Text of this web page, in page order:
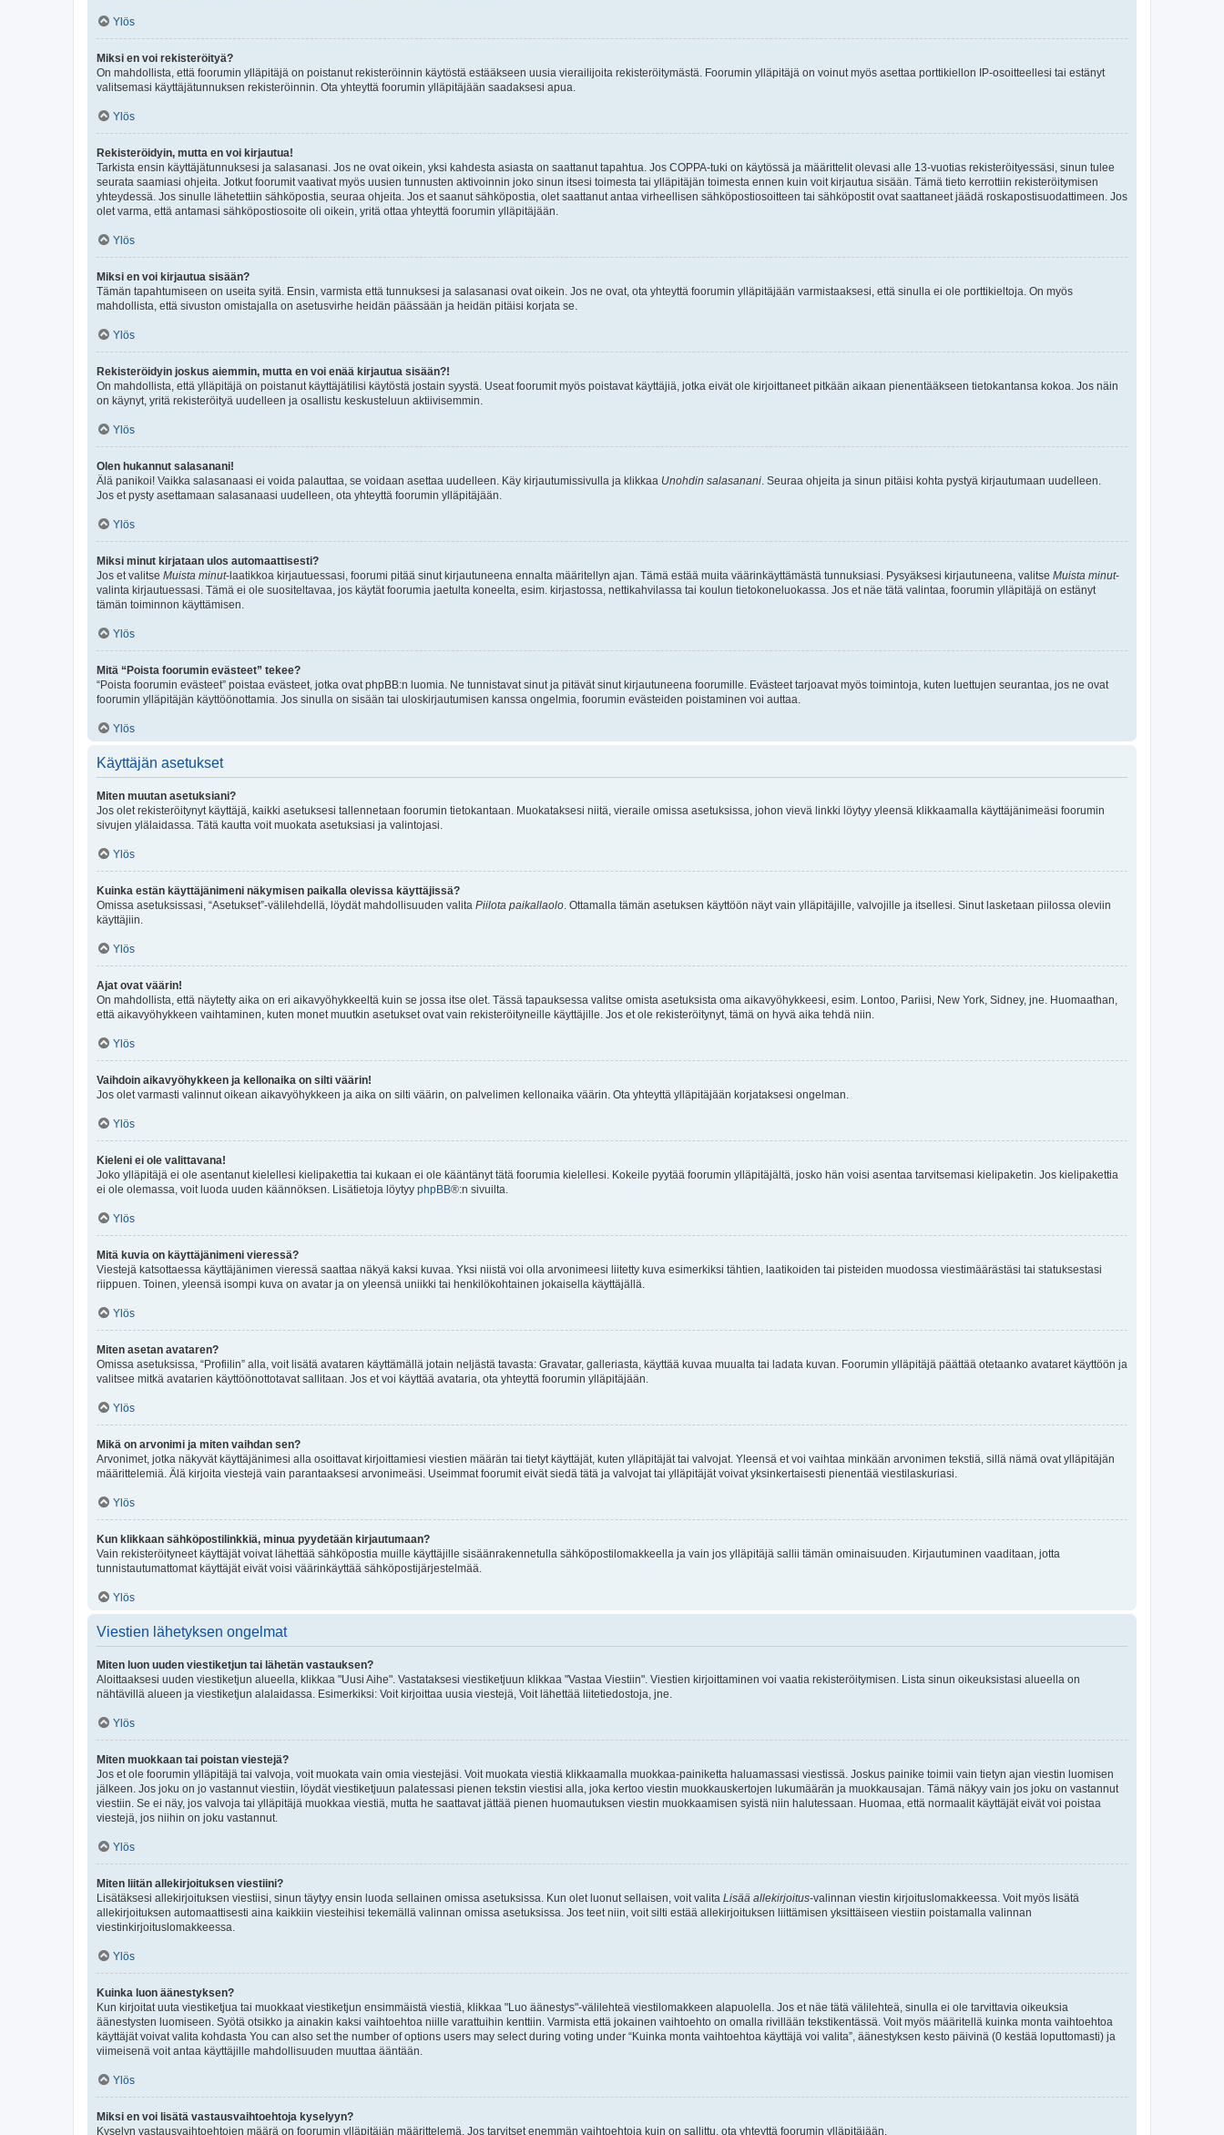
Ylös
Miksi en voi rekisteröityä?
On mahdollista, että foorumin ylläpitäjä on poistanut rekisteröinnin käytöstä estääkseen uusia vierailijoita rekisteröitymästä. Foorumin ylläpitäjä on voinut myös asettaa porttikiellon IP-osoitteellesi tai estänyt
valitsemasi käyttäjätunnuksen rekisteröinnin. Ota yhteyttä foorumin ylläpitäjään saadaksesi apua.
Ylös
Rekisteröidyin, mutta en voi kirjautua!
Tarkista ensin käyttäjätunnuksesi ja salasanasi. Jos ne ovat oikein, yksi kahdesta asiasta on saattanut tapahtua. Jos COPPA-tuki on käytössä ja määrittelit olevasi alle 13-vuotias rekisteröityessäsi, sinun tulee
seurata saamiasi ohjeita. Jotkut foorumit vaativat myös uusien tunnusten aktivoinnin joko sinun itsesi toimesta tai ylläpitäjän toimesta ennen kuin voit kirjautua sisään. Tämä tieto kerrottiin rekisteröitymisen
yhteydessä. Jos sinulle lähetettiin sähköpostia, seuraa ohjeita. Jos et saanut sähköpostia, olet saattanut antaa virheellisen sähköpostiosoitteen tai sähköpostit ovat saattaneet jäädä roskapostisuodattimeen. Jos
olet varma, että antamasi sähköpostiosoite oli oikein, yritä ottaa yhteyttä foorumin ylläpitäjään.
Ylös
Miksi en voi kirjautua sisään?
Tämän tapahtumiseen on useita syitä. Ensin, varmista että tunnuksesi ja salasanasi ovat oikein. Jos ne ovat, ota yhteyttä foorumin ylläpitäjään varmistaaksesi, että sinulla ei ole porttikieltoja. On myös
mahdollista, että sivuston omistajalla on asetusvirhe heidän päässään ja heidän pitäisi korjata se.
Ylös
Rekisteröidyin joskus aiemmin, mutta en voi enää kirjautua sisään?!
On mahdollista, että ylläpitäjä on poistanut käyttäjätilisi käytöstä jostain syystä. Useat foorumit myös poistavat käyttäjiä, jotka eivät ole kirjoittaneet pitkään aikaan pienentääkseen tietokantansa kokoa. Jos näin
on käynyt, yritä rekisteröityä uudelleen ja osallistu keskusteluun aktiivisemmin.
Ylös
Olen hukannut salasanani!
Älä panikoi! Vaikka salasanaasi ei voida palauttaa, se voidaan asettaa uudelleen. Käy kirjautumissivulla ja klikkaa Unohdin salasanani . Seuraa ohjeita ja sinun pitäisi kohta pystyä kirjautumaan uudelleen.
Jos et pysty asettamaan salasanaasi uudelleen, ota yhteyttä foorumin ylläpitäjään.
Ylös
Miksi minut kirjataan ulos automaattisesti?
Jos et valitse Muista minut-laatikkoa kirjautuessasi, foorumi pitää sinut kirjautuneena ennalta määritellyn ajan. Tämä estää muita väärinkäyttämästä tunnuksiasi. Pysyäksesi kirjautuneena, valitse Muista minut-
valinta kirjautuessasi. Tämä ei ole suositeltavaa, jos käytät foorumia jaetulta koneelta, esim. kirjastossa, nettikahvilassa tai koulun tietokoneluokassa. Jos et näe tätä valintaa, foorumin ylläpitäjä on estänyt
tämän toiminnon käyttämisen.
Ylös
Mitä “Poista foorumin evästeet” tekee?
“Poista foorumin evästeet” poistaa evästeet, jotka ovat phpBB:n luomia. Ne tunnistavat sinut ja pitävät sinut kirjautuneena foorumille. Evästeet tarjoavat myös toimintoja, kuten luettujen seurantaa, jos ne ovat
foorumin ylläpitäjän käyttöönottamia. Jos sinulla on sisään tai uloskirjautumisen kanssa ongelmia, foorumin evästeiden poistaminen voi auttaa.
Ylös
Käyttäjän asetukset
Miten muutan asetuksiani?
Jos olet rekisteröitynyt käyttäjä, kaikki asetuksesi tallennetaan foorumin tietokantaan. Muokataksesi niitä, vieraile omissa asetuksissa, johon vievä linkki löytyy yleensä klikkaamalla käyttäjänimeäsi foorumin
sivujen ylälaidassa. Tätä kautta voit muokata asetuksiasi ja valintojasi.
Ylös
Kuinka estän käyttäjänimeni näkymisen paikalla olevissa käyttäjissä?
Omissa asetuksissasi, “Asetukset”-välilehdellä, löydät mahdollisuuden valita Piilota paikallaolo . Ottamalla tämän asetuksen käyttöön näyt vain ylläpitäjille, valvojille ja itsellesi. Sinut lasketaan piilossa oleviin
käyttäjiin.
Ylös
Ajat ovat väärin!
On mahdollista, että näytetty aika on eri aikavyöhykkeeltä kuin se jossa itse olet. Tässä tapauksessa valitse omista asetuksista oma aikavyöhykkeesi, esim. Lontoo, Pariisi, New York, Sidney, jne. Huomaathan,
että aikavyöhykkeen vaihtaminen, kuten monet muutkin asetukset ovat vain rekisteröityneille käyttäjille. Jos et ole rekisteröitynyt, tämä on hyvä aika tehdä niin.
Ylös
Vaihdoin aikavyöhykkeen ja kellonaika on silti väärin!
Jos olet varmasti valinnut oikean aikavyöhykkeen ja aika on silti väärin, on palvelimen kellonaika väärin. Ota yhteyttä ylläpitäjään korjataksesi ongelman.
Ylös
Kieleni ei ole valittavana!
Joko ylläpitäjä ei ole asentanut kielellesi kielipakettia tai kukaan ei ole kääntänyt tätä foorumia kielellesi. Kokeile pyytää foorumin ylläpitäjältä, josko hän voisi asentaa tarvitsemasi kielipaketin. Jos kielipakettia
ei ole olemassa, voit luoda uuden käännöksen. Lisätietoja löytyy phpBB®:n sivuilta.
Ylös
Mitä kuvia on käyttäjänimeni vieressä?
Viestejä katsottaessa käyttäjänimen vieressä saattaa näkyä kaksi kuvaa. Yksi niistä voi olla arvonimeesi liitetty kuva esimerkiksi tähtien, laatikoiden tai pisteiden muodossa viestimäärästäsi tai statuksestasi
riippuen. Toinen, yleensä isompi kuva on avatar ja on yleensä uniikki tai henkilökohtainen jokaisella käyttäjällä.
Ylös
Miten asetan avataren?
Omissa asetuksissa, “Profiilin” alla, voit lisätä avataren käyttämällä jotain neljästä tavasta: Gravatar, galleriasta, käyttää kuvaa muualta tai ladata kuvan. Foorumin ylläpitäjä päättää otetaanko avataret käyttöön ja
valitsee mitkä avatarien käyttöönottotavat sallitaan. Jos et voi käyttää avataria, ota yhteyttä foorumin ylläpitäjään.
Ylös
Mikä on arvonimi ja miten vaihdan sen?
Arvonimet, jotka näkyvät käyttäjänimesi alla osoittavat kirjoittamiesi viestien määrän tai tietyt käyttäjät, kuten ylläpitäjät tai valvojat. Yleensä et voi vaihtaa minkään arvonimen tekstiä, sillä nämä ovat ylläpitäjän
määrittelemiä. Älä kirjoita viestejä vain parantaaksesi arvonimeäsi. Useimmat foorumit eivät siedä tätä ja valvojat tai ylläpitäjät voivat yksinkertaisesti pienentää viestilaskuriasi.
Ylös
Kun klikkaan sähköpostilinkkiä, minua pyydetään kirjautumaan?
Vain rekisteröityneet käyttäjät voivat lähettää sähköpostia muille käyttäjille sisäänrakennetulla sähköpostilomakkeella ja vain jos ylläpitäjä sallii tämän ominaisuuden. Kirjautuminen vaaditaan, jotta
tunnistautumattomat käyttäjät eivät voisi väärinkäyttää sähköpostijärjestelmää.
Ylös
Viestien lähetyksen ongelmat
Miten luon uuden viestiketjun tai lähetän vastauksen?
Aloittaaksesi uuden viestiketjun alueella, klikkaa "Uusi Aihe". Vastataksesi viestiketjuun klikkaa "Vastaa Viestiin". Viestien kirjoittaminen voi vaatia rekisteröitymisen. Lista sinun oikeuksistasi alueella on
nähtävillä alueen ja viestiketjun alalaidassa. Esimerkiksi: Voit kirjoittaa uusia viestejä, Voit lähettää liitetiedostoja, jne.
Ylös
Miten muokkaan tai poistan viestejä?
Jos et ole foorumin ylläpitäjä tai valvoja, voit muokata vain omia viestejäsi. Voit muokata viestiä klikkaamalla muokkaa-painiketta haluamassasi viestissä. Joskus painike toimii vain tietyn ajan viestin luomisen
jälkeen. Jos joku on jo vastannut viestiin, löydät viestiketjuun palatessasi pienen tekstin viestisi alla, joka kertoo viestin muokkauskertojen lukumäärän ja muokkausajan. Tämä näkyy vain jos joku on vastannut
viestiin. Se ei näy, jos valvoja tai ylläpitäjä muokkaa viestiä, mutta he saattavat jättää pienen huomautuksen viestin muokkaamisen syistä niin halutessaan. Huomaa, että normaalit käyttäjät eivät voi poistaa
viestejä, jos niihin on joku vastannut.
Ylös
Miten liitän allekirjoituksen viestiini?
Lisätäksesi allekirjoituksen viestiisi, sinun täytyy ensin luoda sellainen omissa asetuksissa. Kun olet luonut sellaisen, voit valita Lisää allekirjoitus-valinnan viestin kirjoituslomakkeessa. Voit myös lisätä
allekirjoituksen automaattisesti aina kaikkiin viesteihisi tekemällä valinnan omissa asetuksissa. Jos teet niin, voit silti estää allekirjoituksen liittämisen yksittäiseen viestiin poistamalla valinnan
viestinkirjoituslomakkeessa.
Ylös
Kuinka luon äänestyksen?
Kun kirjoitat uuta viestiketjua tai muokkaat viestiketjun ensimmäistä viestiä, klikkaa "Luo äänestys"-välilehteä viestilomakkeen alapuolella. Jos et näe tätä välilehteä, sinulla ei ole tarvittavia oikeuksia
äänestysten luomiseen. Syötä otsikko ja ainakin kaksi vaihtoehtoa niille varattuihin kenttiin. Varmista että jokainen vaihtoehto on omalla rivillään tekstikentässä. Voit myös määritellä kuinka monta vaihtoehtoa
käyttäjät voivat valita kohdasta You can also set the number of options users may select during voting under “Kuinka monta vaihtoehtoa käyttäjä voi valita”, äänestyksen kesto päivinä (0 kestää loputtomasti) ja
viimeisenä voit antaa käyttäjille mahdollisuuden muuttaa ääntään.
Ylös
Miksi en voi lisätä vastausvaihtoehtoja kyselyyn?
Kyselyn vastausvaihtoehtojen määrä on foorumin ylläpitäjän määrittelemä. Jos tarvitset enemmän vaihtoehtoja kuin on sallittu, ota yhteyttä foorumin ylläpitäjään.